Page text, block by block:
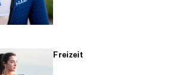
Freizeit